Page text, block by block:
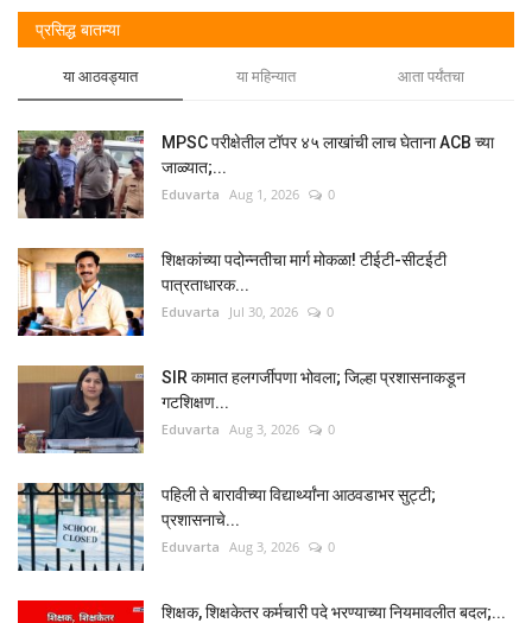
प्रसिद्ध बातम्या
या आठवड्यात या महिन्यात आता पर्यंतचा
MPSC परीक्षेतील टॉपर ४५ लाखांची लाच घेताना ACB च्या
जाळ्यात;...
Eduvarta Aug 1, 2026 0
शिक्षकांच्या पदोन्नतीचा मार्ग मोकळा! टीईटी-सीटईटी
पात्रताधारक...
Eduvarta Jul 30, 2026 0
SIR कामात हलगर्जीपणा भोवला; जिल्हा प्रशासनाकडून
गटशिक्षण...
Eduvarta Aug 3, 2026 0
पहिली ते बारावीच्या विद्यार्थ्यांना आठवडाभर सुट्टी;
प्रशासनाचे...
Eduvarta Aug 3, 2026 0
शिक्षक, शिक्षकेतर कर्मचारी पदे भरण्याच्या नियमावलीत बदल;...